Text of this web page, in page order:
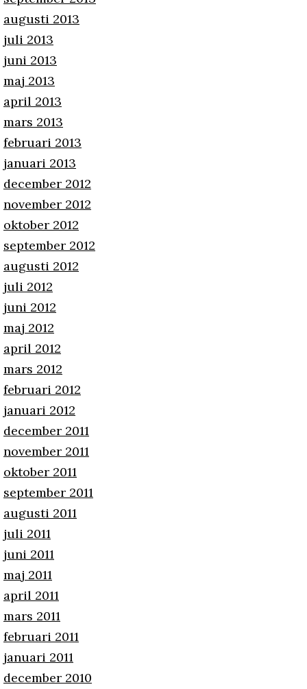
augusti 2013
juli 2013
juni 2013
maj 2013
april 2013
mars 2013
februari 2013
januari 2013
december 2012
november 2012
oktober 2012
september 2012
augusti 2012
juli 2012
juni 2012
maj 2012
april 2012
mars 2012
februari 2012
januari 2012
december 2011
november 2011
oktober 2011
september 2011
augusti 2011
juli 2011
juni 2011
maj 2011
april 2011
mars 2011
februari 2011
januari 2011
december 2010